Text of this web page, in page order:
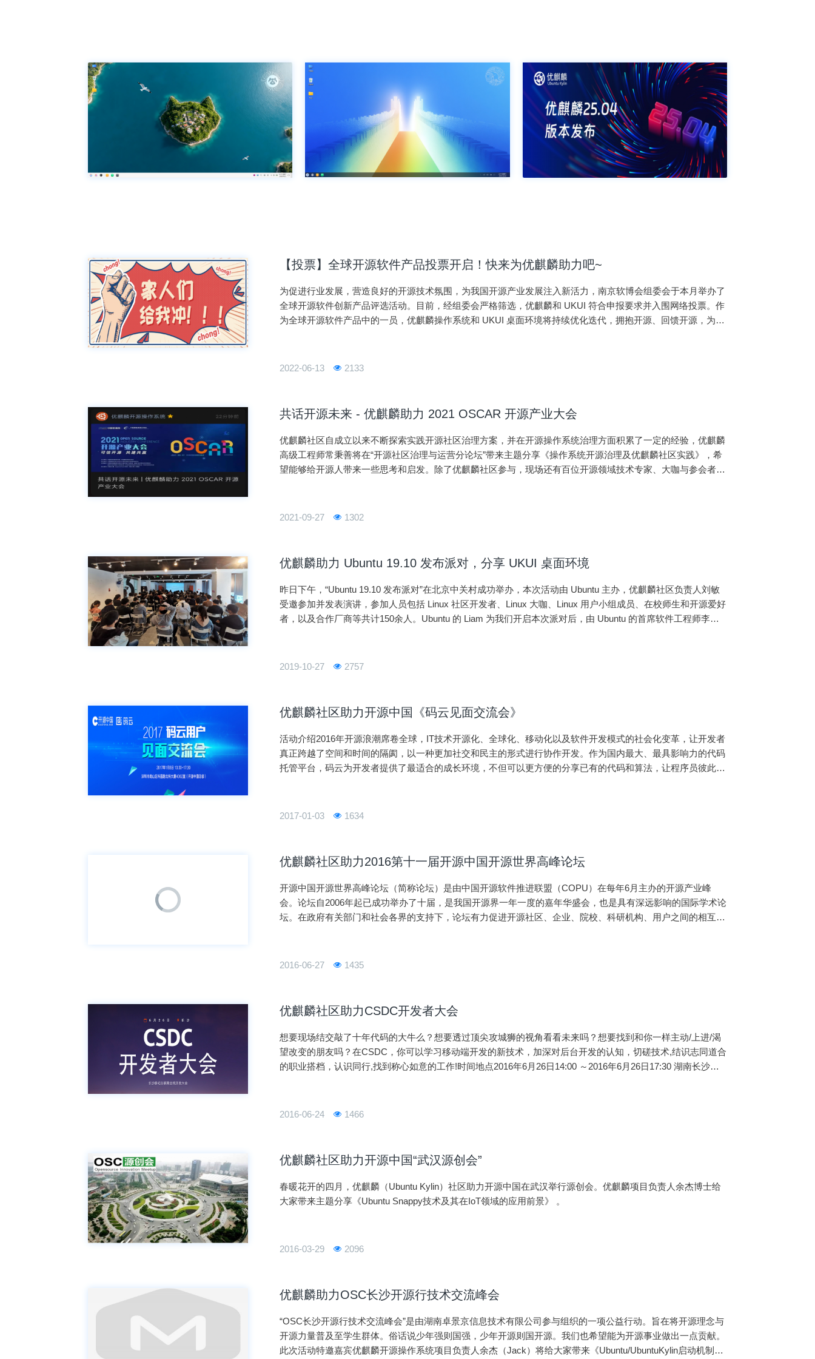
【投票】全球开源软件产品投票开启！快来为优麒麟助力吧~
为促进行业发展，营造良好的开源技术氛围，为我国开源产业发展注入新活力，南京软博会组委会于本月举办了
全球开源软件创新产品评选活动。目前，经组委会严格筛选，优麒麟和 UKUI 符合申报要求并入围网络投票。作
为全球开源软件产品中的一员，优麒麟操作系统和 UKUI 桌面环境将持续优化迭代，拥抱开源、回馈开源，为全
2022-06-13 2133
共话开源未来 - 优麒麟助力 2021 OSCAR 开源产业大会
优麒麟社区自成立以来不断探索实践开源社区治理方案，并在开源操作系统治理方面积累了一定的经验，优麒麟
高级工程师常秉善将在“开源社区治理与运营分论坛”带来主题分享《操作系统开源治理及优麒麟社区实践》，希
望能够给开源人带来一些思考和启发。除了优麒麟社区参与，现场还有百位开源领域技术专家、大咖与参会者共
2021-09-27
1302
优麒麟助力 Ubuntu 19.10 发布派对，分享 UKUI 桌面环境
昨日下午，“Ubuntu 19.10 发布派对”在北京中关村成功举办，本次活动由 Ubuntu 主办，优麒麟社区负责人刘敏
受邀参加并发表演讲，参加人员包括 Linux 社区开发者、Linux 大咖、Linux 用户小组成员、在校师生和开源爱好
者，以及合作厂商等共计150余人。Ubuntu 的 Liam 为我们开启本次派对后，由 Ubuntu 的首席软件工程师李
2019-10-27 2757
优麒麟社区助力开源中国《码云见面交流会》
活动介绍2016年开源浪潮席卷全球，IT技术开源化、全球化、移动化以及软件开发模式的社会化变革，让开发者
真正跨越了空间和时间的隔阂，以一种更加社交和民主的形式进行协作开发。作为国内最大、最具影响力的代码
托管平台，码云为开发者提供了最适合的成长环境，不但可以更方便的分享已有的代码和算法，让程序员彼此互
2017-01-03
1634
优麒麟社区助力2016第十一届开源中国开源世界高峰论坛
开源中国开源世界高峰论坛（简称论坛）是由中国开源软件推进联盟（COPU）在每年6月主办的开源产业峰
会。论坛自2006年起已成功举办了十届，是我国开源界一年一度的嘉年华盛会，也是具有深远影响的国际学术论
坛。在政府有关部门和社会各界的支持下，论坛有力促进开源社区、企业、院校、科研机构、用户之间的相互交
2016-06-27
1435
优麒麟社区助力CSDC开发者大会
想要现场结交敲了十年代码的大牛么？想要透过顶尖攻城狮的视角看看未来吗？想要找到和你一样主动/上进/渴
望改变的朋友吗？在CSDC，你可以学习移动端开发的新技术，加深对后台开发的认知，切磋技术,结识志同道合
的职业搭档，认识同行,找到称心如意的工作!时间地点2016年6月26日14:00 ～2016年6月26日17:30 湖南长沙高
2016-06-24 1466
优麒麟社区助力开源中国“武汉源创会”
春暖花开的四月，优麒麟（Ubuntu Kylin）社区助力开源中国在武汉举行源创会。​优麒麟项目负责人余杰博士给
大家带来主题分享《Ubuntu Snappy技术及其在IoT领域的应用前景》 。
2016-03-29 2096
优麒麟助力OSC长沙开源行技术交流峰会
“OSC长沙开源行技术交流峰会”是由湖南卓景京信息技术有限公司参与组织的一项公益行动。旨在将开源理念与
开源力量普及至学生群体。俗话说少年强则国强，少年开源则国开源。我们也希望能为开源事业做出一点贡献。
此次活动特邀嘉宾优麒麟开源操作系统项目负责人余杰（Jack）将给大家带来《Ubuntu/UbuntuKylin启动机制》